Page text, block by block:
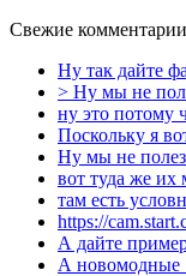
Свежие комментарии
Ну так дайте
> Ну мы не
ну это потому
Поскольку я
Ну мы не
вот туда же их
там есть
https://
А дайте
А новомодные